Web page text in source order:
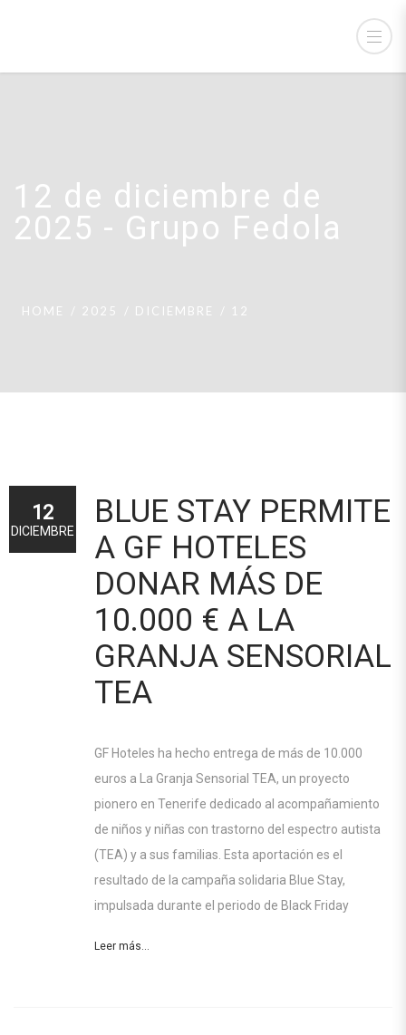
12 de diciembre de
2025 - Grupo Fedola
HOME 2025 DICIEMBRE 12
BLUE STAY PERMITE
A GF HOTELES
DONAR MÁS DE
10.000 € A LA
GRANJA SENSORIAL
TEA
GF Hoteles ha hecho entrega de más de 10.000
euros a La Granja Sensorial TEA, un proyecto
pionero en Tenerife dedicado al acompañamiento
de niños y niñas con trastorno del espectro autista
(TEA) y a sus familias. Esta aportación es el
resultado de la campaña solidaria Blue Stay,
impulsada durante el periodo de Black Friday
Leer más...
12
DICIEMBRE